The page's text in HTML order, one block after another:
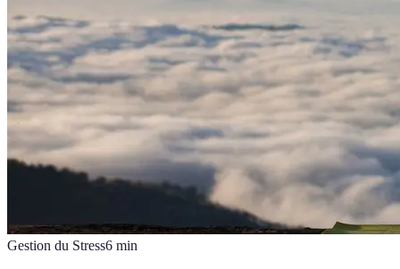
Gestion du Stress6 min